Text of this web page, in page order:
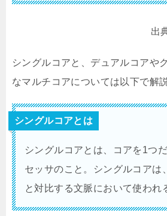
出
シングルコアと、デュアルコアや
なマルチコアについては以下で解
シングルコアとは
シングルコアとは、コアを1つ
セッサのこと。シングルコアは
と対比する文脈において使われ